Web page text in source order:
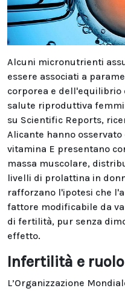
Alcuni micronutrienti
essere associati a
corporea e
salute riproduttiva
su Scientific Reports,
Alicante hanno
vitamina E presentano
massa muscolare,
livelli di prolattina in
rafforzano l'ipotesi che
fattore modificabile da
di fertilità, pur senza
effetto.
Infertilità e
L’Organizzazione